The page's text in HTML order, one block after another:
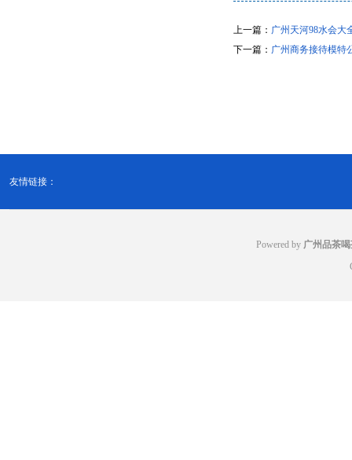
上一篇： 广州天河98水会大
下一篇： 广州商务接待模特
友情链接：
Powered by 广州品茶